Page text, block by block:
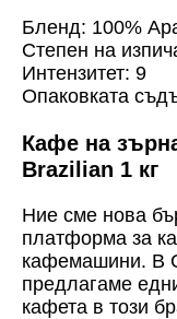
Бленд: 100%
Степен на
Интензитет: 9
Опаковката
Кафе на
Brazilian 1 кг
Ние сме нова
платформа за
кафемашини. В
предлагаме
кафета в този